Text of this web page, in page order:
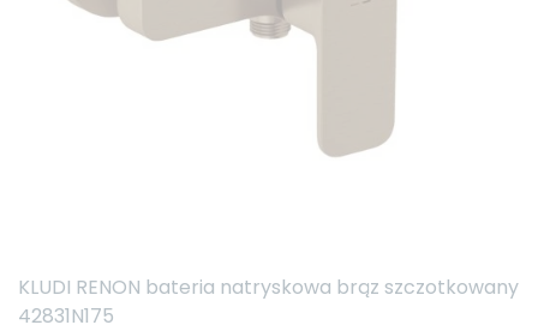
KLUDI RENON bateria natryskowa brąz szczotkowany
42831N175